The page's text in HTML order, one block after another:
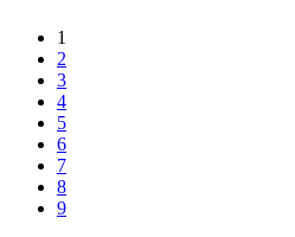
1
2
3
4
5
6
7
8
9